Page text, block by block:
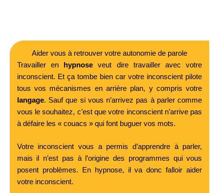
Aider vous à retrouver votre autonomie de parole
Travailler en
hypnose veut dire travailler avec votre
inconscient. Et ça tombe bien car votre inconscient pilote
tous vos mécanismes en arrière plan, y compris votre
langage. Sauf que si vous n’arrivez pas à parler comme
vous le souhaitez, c’est que votre inconscient n’arrive pas
à défaire les « couacs » qui font buguer vos mots.
Votre inconscient vous a permis d’apprendre à parler,
mais il n’est pas à l’origine des programmes qui vous
posent problèmes. En hypnose, il va donc falloir aider
votre inconscient.